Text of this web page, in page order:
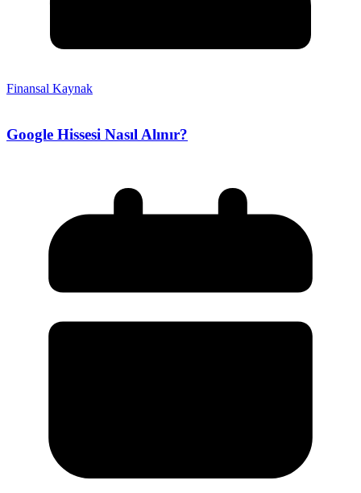
Finansal Kaynak
Google Hissesi Nasıl Alınır?